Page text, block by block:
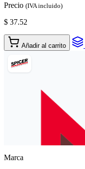
Precio (IVA incluido)
$ 37.52
Añadir al carrito
Marca